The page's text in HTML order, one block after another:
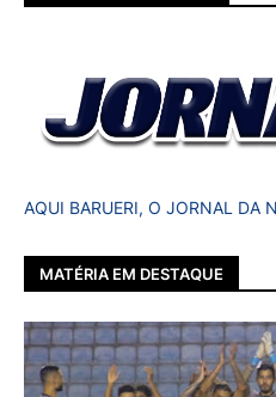
AQUI BARUERI, O JORNAL DA
MATÉRIA EM DESTAQUE